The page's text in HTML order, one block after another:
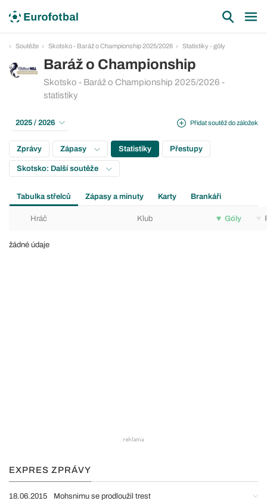
Soutěže Skotsko - Baráž o Championship 2025/2026 Statistiky - góly
Baráž o Championship
Skotsko - Baráž o Championship 2025/2026 -
statistiky
Přidat soutěž do záložek
2025 / 2026
Zprávy Zápasy Statistiky Přestupy
Skotsko: Další soutěže
Tabulka střelců Zápasy a minuty Karty Brankáři
Hráč Klub Góly
žádné údaje
EXPRES ZPRÁVY
18.06.2015 Mohsnimu se prodloužil trest